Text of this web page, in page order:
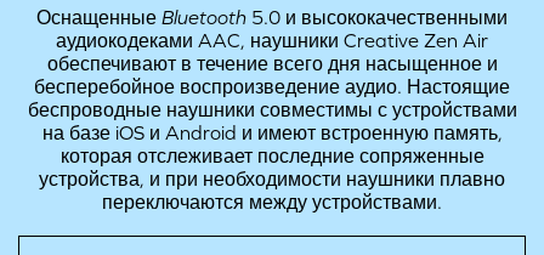
ЛЕВЫЙ ПРАВЫЙ
Коснитесь и удерживайте 3 с: Включение
Примечание: действие можно выполнить только, если наушники выключены и не
находятся в зарядном устройстве. Наушники автоматически отключаются после
Оснащенные Bluetooth 5.0 и высококачественными
аудиокодеками AAC, наушники Creative Zen Air
обеспечивают в течение всего дня насыщенное и
бесперебойное воспроизведение аудио. Настоящие
беспроводные наушники совместимы с устройствами
на базе iOS и Android и имеют встроенную память,
которая отслеживает последние сопряженные
устройства, и при необходимости наушники плавно
переключаются между устройствами.